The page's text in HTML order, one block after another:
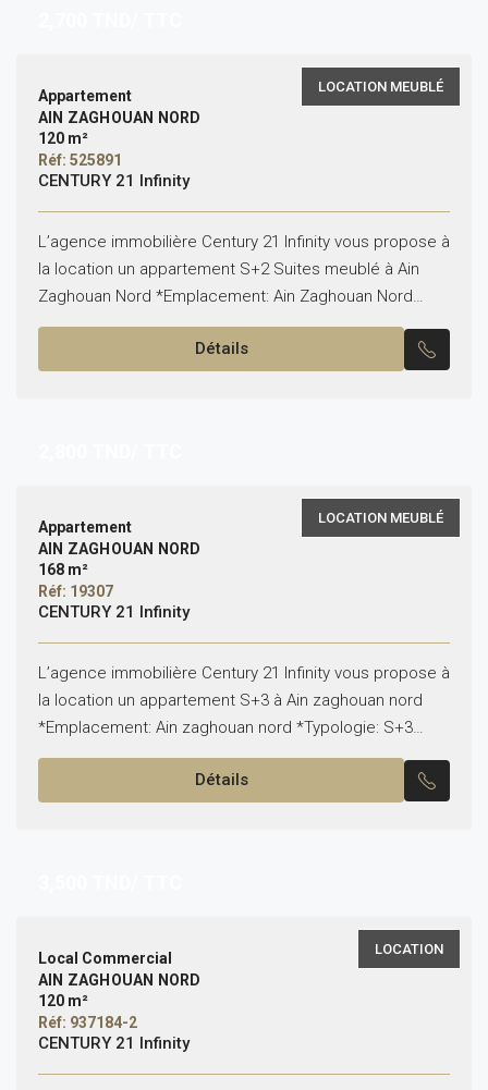
LOCATION MEUBLÉ
Appartement
AIN ZAGHOUAN NORD
120 m²
Réf: 525891
CENTURY 21 Infinity
L’agence immobilière Century 21 Infinity vous propose à
la location un appartement S+2 Suites meublé à Ain
Zaghouan Nord *Emplacement: Ain Zaghouan Nord
*Typologie: S+2 *État: Meublé Il est composé de: -Un...
Détails
LOCATION MEUBLÉ
Appartement
AIN ZAGHOUAN NORD
168 m²
Réf: 19307
CENTURY 21 Infinity
L’agence immobilière Century 21 Infinity vous propose à
la location un appartement S+3 à Ain zaghouan nord
*Emplacement: Ain zaghouan nord *Typologie: S+3
*Superficie: 163 m² *État: meublé Il est composé de:...
Détails
LOCATION
Local Commercial
AIN ZAGHOUAN NORD
120 m²
Réf: 937184-2
CENTURY 21 Infinity